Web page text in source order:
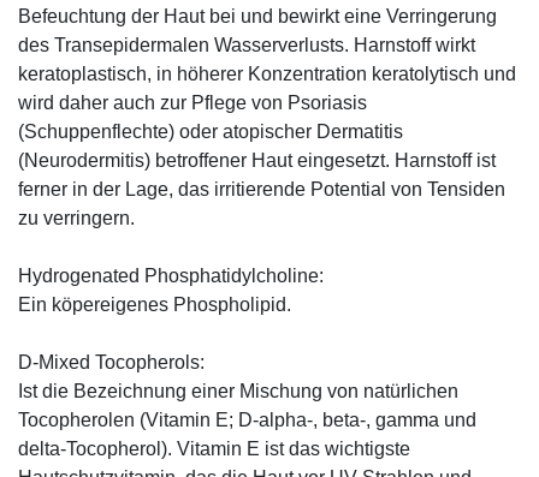
Befeuchtung der Haut bei und bewirkt eine Verringerung
des Transepidermalen Wasserverlusts. Harnstoff wirkt
keratoplastisch, in höherer Konzentration keratolytisch und
wird daher auch zur Pflege von Psoriasis
(Schuppenflechte) oder atopischer Dermatitis
(Neurodermitis) betroffener Haut eingesetzt. Harnstoff ist
ferner in der Lage, das irritierende Potential von Tensiden
zu verringern.
Hydrogenated Phosphatidylcholine:
Ein köpereigenes Phospholipid.
D-Mixed Tocopherols:
Ist die Bezeichnung einer Mischung von natürlichen
Tocopherolen (Vitamin E; D-alpha-, beta-, gamma und
delta-Tocopherol). Vitamin E ist das wichtigste